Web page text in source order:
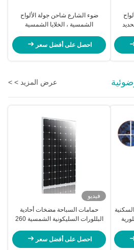
ضوء الشارع شاحن جولة الألواح
الشمسية ، الخلايا الشمسية
احصل على أفضل سعر
عرض المزيد > >
فيديو
حمامات السباحة مضخات أحادية
البللورات السليكونية الشمسية 260
احصل على أفضل سعر